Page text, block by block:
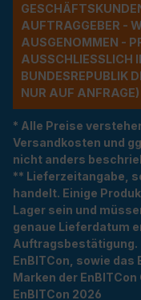
ESCHÄFTSKUNDEN
UFTRAGGEBER -
USGENOMMEN -
USSCHLIESSLICH
NDESREPUBLIK
R AUF ANFRAGE)
* Alle Preise
Versandkosten und
nicht anders
** Lieferzeitangabe,
handelt. Einige
Lager sein und
genaue Lieferdatum
Auftragsbestätigung.
EnBITCon, sowie das
Marken der
EnBITCon 2026